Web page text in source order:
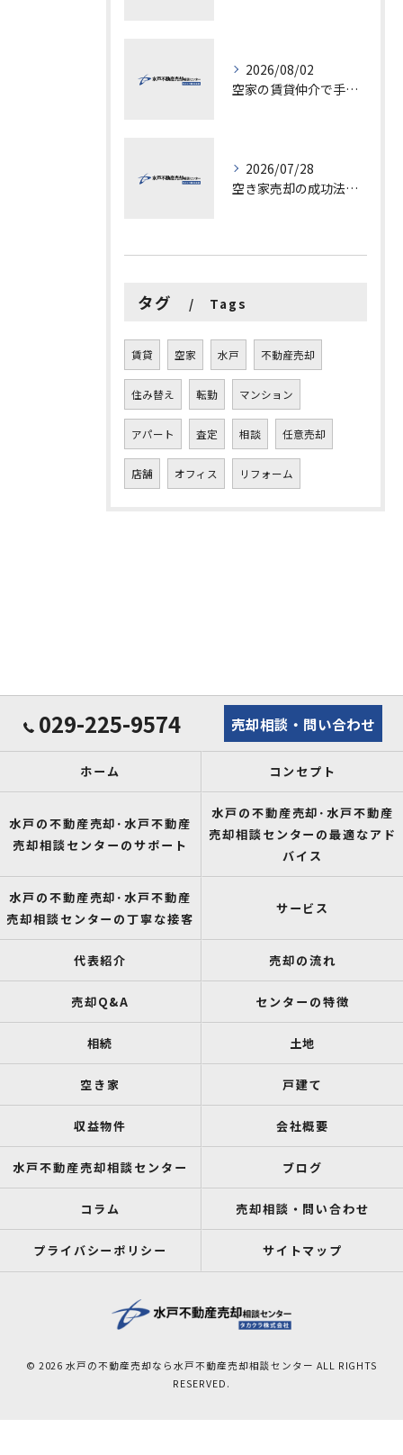
2026/08/02
空家の賃貸仲介で手数料と上限を徹底解説し200万円物件の注意点も紹介
2026/07/28
空き家売却の成功法と注意点
タグ Tags
賃貸 空家 水戸 不動産売却
住み替え 転勤 マンション
アパート 査定 相談 任意売却
店舗 オフィス リフォーム
029-225-9574 売却相談・問い合わせ
ホーム コンセプト
水戸の不動産売却･水戸不動産
売却相談センターのサポート
水戸の不動産売却･水戸不動産
売却相談センターの最適なアド
バイス
水戸の不動産売却･水戸不動産
売却相談センターの丁寧な接客
サービス
代表紹介 売却の流れ
売却Q&A センターの特徴
相続 土地
空き家 戸建て
収益物件 会社概要
水戸不動産売却相談センター ブログ
コラム 売却相談・問い合わせ
プライバシーポリシー サイトマップ
© 2026 水戸の不動産売却なら水戸不動産売却相談センター ALL RIGHTS
RESERVED.